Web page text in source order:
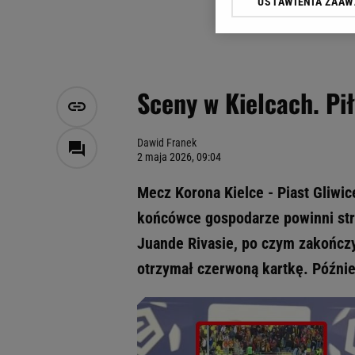
Sceny w Kielcach.
Dawid Franek
2 maja 2026, 09:04
Mecz Korona Kielce - Piast
końcówce gospodarze powinni
Juande Rivasie, po czym
otrzymał czerwoną kartkę.
Klikając „Akceptuję”
Zaufanych Partnerów i
My, nasi Zaufani